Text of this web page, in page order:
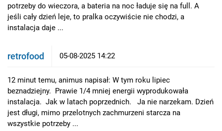
potrzeby do wieczora, a bateria na noc ładuje się na full. A
jeśli cały dzień leje, to pralka oczywiście nie chodzi, a
instalacja daje ...
retrofood 05-08-2025 14:22
12 minut temu, animus napisał: W tym roku lipiec
beznadziejny. Prawie 1/4 mniej energii wyprodukowała
instalacja. Jak w latach poprzednich. Ja nie narzekam. Dzień
jest długi, mimo przelotnych zachmurzeni starcza na
wszystkie potrzeby ...